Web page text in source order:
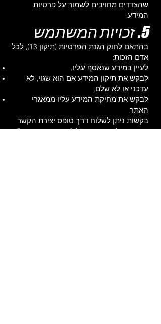
שהצדדים מחויבים לשמור על פרטיות
המידע.
5. זכויות המשתמש
בהתאם לחוק הגנת הפרטיות (תיקון 13), לכל
אדם הזכות:
לעיין במידע שנאסף עליו.
לבקש את תיקון המידע אם הוא שגוי, לא
עדכני או לא שלם.
לבקש את מחיקת המידע עליו ממאגרי
האתר.
בקשות ניתן לשלוח דרך טופס יצירת הקשר
באתר או לכתובת דוא"ל: [הכנס כאן אימייל].